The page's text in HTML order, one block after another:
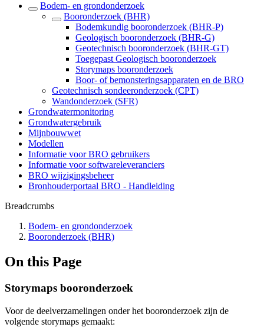
Bodem- en grondonderzoek
Booronderzoek (BHR)
Bodemkundig booronderzoek (BHR-P)
Geologisch booronderzoek (BHR-G)
Geotechnisch booronderzoek (BHR-GT)
Toegepast Geologisch booronderzoek
Storymaps booronderzoek
Boor- of bemonsteringsapparaten en de BRO
Geotechnisch sondeeronderzoek (CPT)
Wandonderzoek (SFR)
Grondwatermonitoring
Grondwatergebruik
Mijnbouwwet
Modellen
Informatie voor BRO gebruikers
Informatie voor softwareleveranciers
BRO wijzigingsbeheer
Bronhouderportaal BRO - Handleiding
Breadcrumbs
Bodem- en grondonderzoek
Booronderzoek (BHR)
On this Page
Storymaps booronderzoek
Voor de deelverzamelingen onder het booronderzoek zijn de
volgende storymaps gemaakt: